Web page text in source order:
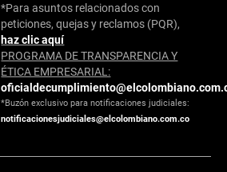
*Para asuntos relacionados con
peticiones, quejas y reclamos (PQR),
haz clic aquí
PROGRAMA DE TRANSPARENCIA Y
ÉTICA EMPRESARIAL:
*Buzón exclusivo para notificaciones judiciales:
notificacionesjudiciales@elcolombiano.com.co